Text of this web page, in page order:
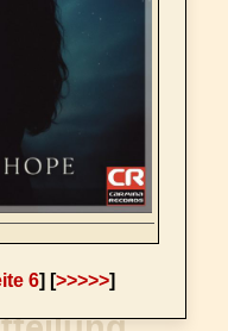
6] [>>>>>]